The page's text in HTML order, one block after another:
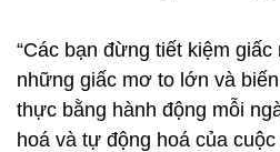
“Các bạn đừng tiết kiệm
những giấc mơ to lớn và
thực bằng hành động mỗi
hoá và tự động hoá của